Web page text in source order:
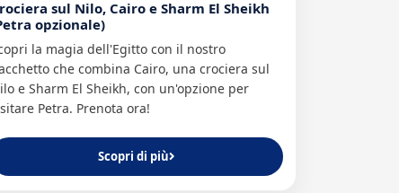
sul Nilo, Cairo e Sharm El Sheikh
opzionale)
la magia dell'Egitto con il nostro
che combina Cairo, una crociera sul
e Sharm El Sheikh, con un'opzione per
Petra. Prenota ora!
Scopri di più